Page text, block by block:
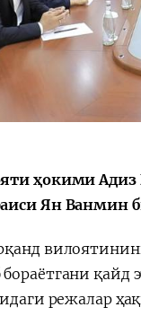
ва ижро
ҳокими
Ян Ванмин
режалар